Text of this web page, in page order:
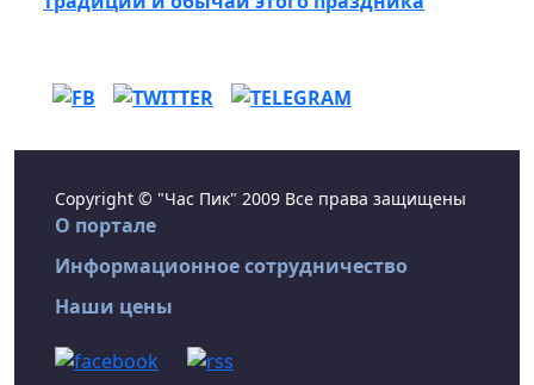
Copyright © "Час Пик" 2009 Все права защищены
О портале
Информационное сотрудничество
Наши цены